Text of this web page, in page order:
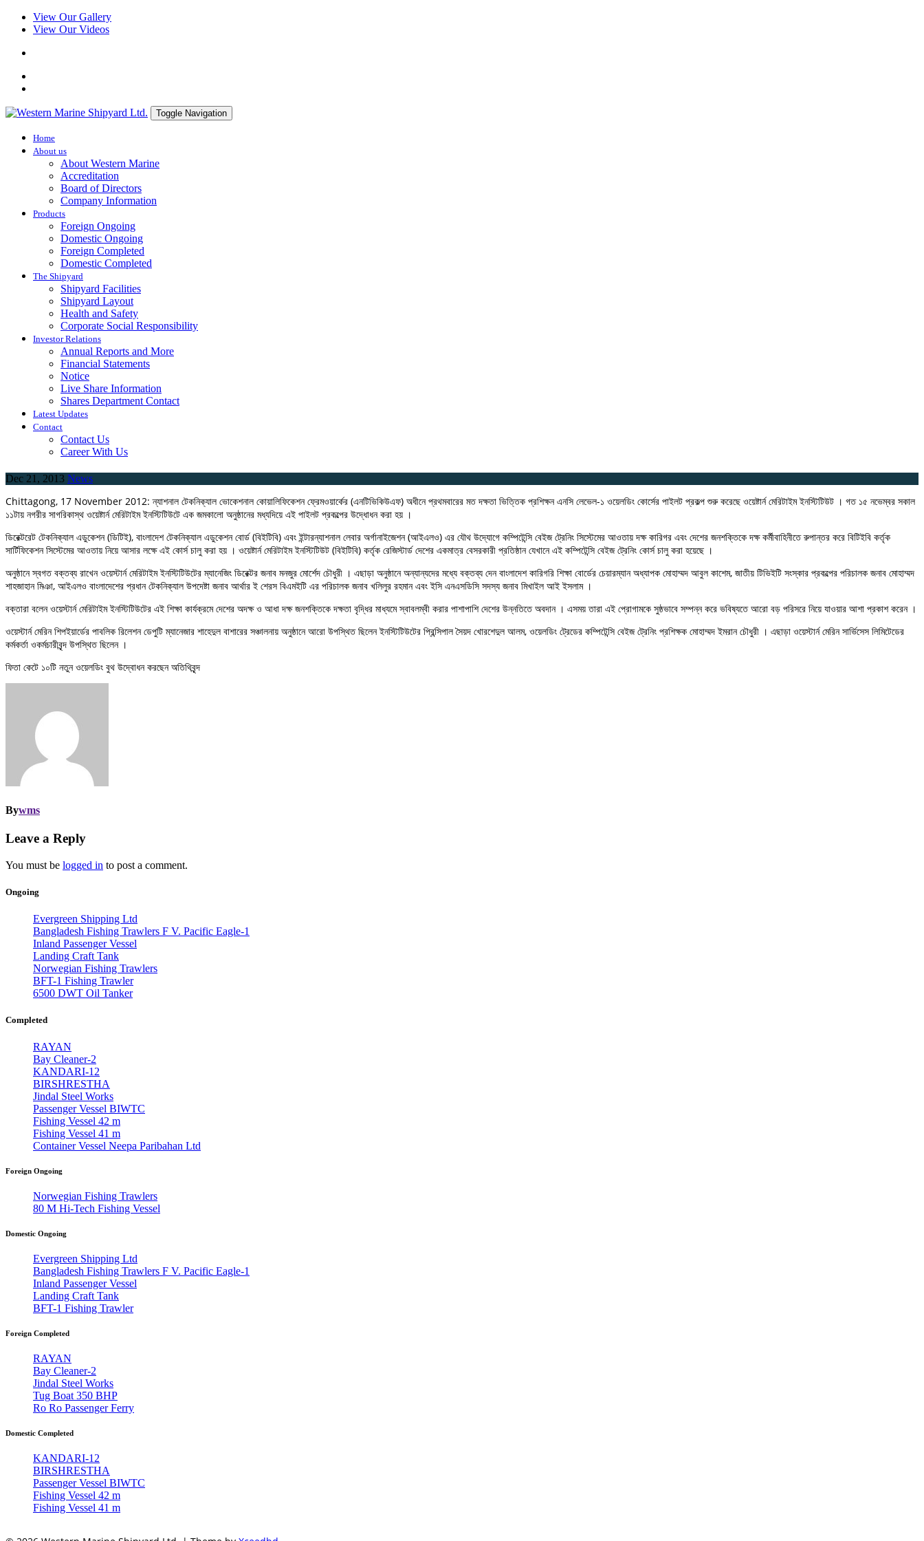
View Our Gallery
View Our Videos
Toggle Navigation
Home
About us
About Western Marine
Accreditation
Board of Directors
Company Information
Products
Foreign Ongoing
Domestic Ongoing
Foreign Completed
Domestic Completed
The Shipyard
Shipyard Facilities
Shipyard Layout
Health and Safety
Corporate Social Responsibility
Investor Relations
Annual Reports and More
Financial Statements
Notice
Live Share Information
Shares Department Contact
Latest Updates
Contact
Contact Us
Career With Us
Dec 21, 2013 News
Chittagong, 17 November 2012: ন্যাশনাল টেকনিক্যাল ভোকেশনাল কোয়ালিফিকেশন ফ্রেমওয়ার্কের (এনটিভিকিউএফ) অধীনে প্রথমবারের মত দক্ষতা ভিত্তিক প্রশিক্ষন এনসি লেভেল-১ ওয়েলডিং কোর্সের পাইলট প্রকল্প শুরু করেছে ওয়েষ্টার্ন মেরিটাইম ইনস্টিটিউট । গত ১৫ নভেম্বর সকাল
১১টায় নগরীর সাগরিকাস্থ ওয়েষ্টার্ন মেরিটাইম ইনস্টিটিউটে এক জমকালো অনুষ্ঠানের মধ্যদিয়ে এই পাইলট প্রকল্পের উদ্ধোধন করা হয় ।
ডিরেক্টরেট টেকনিক্যাল এডুকেশন (ডিটিই), বাংলাদেশ টেকনিক্যাল এডুকেশন বোর্ড (বিইটিবি) এবং ইন্টারন্যাশনাল লেবার অর্গানাইজেশন (আইএলও) এর যৌথ উদ্যোগে কম্পিটেন্সি বেইজ ট্রেনিং সিস্টেমের আওতায় দক্ষ কারিগর এবং দেশের জনশক্তিকে দক্ষ কর্মীবাহিনীতে রুপান্তর করে বিটিইবি কর্তৃক
সার্টিফিকেশন সিস্টেমের আওতায় নিয়ে আসার লক্ষে এই কোর্স চালু করা হয় । ওয়েষ্টার্ন মেরিটাইম ইনস্টিটিউট (বিইটিবি) কর্তৃক রেজিস্টার্ড দেশের একমাত্র বেসরকারী প্রতিষ্ঠান যেখানে এই কম্পিটেন্সি বেইজ ট্রেনিং কোর্স চালু করা হয়েছে ।
অনুষ্ঠানে স্বগত বক্তব্য রাখেন ওয়েস্টার্ন মেরিটাইম ইনস্টিটিউটের ম্যানেজিং ডিরেক্টর জনাব মনজুর মোর্শেদ চৌধুরী । এছাড়া অনুষ্ঠানে অন্যান্যদের মধ্যে বক্তব্য দেন বাংলাদেশ কারিগরি শিক্ষা বোর্ডের চেয়ারম্যান অধ্যাপক মোহাম্মদ আবুল কাশেম, জাতীয় টিভিইটি সংস্কার প্রকল্পের পরিচালক জনাব মোহাম্মদ
শাহজাহান মিঞা, আইএলও বাংলাদেশের প্রধান টেকনিক্যাল উপদেষ্টা জনাব আর্থার ই শেরস বিএমইটি এর পরিচালক জনাব খলিলুর রহমান এবং ইসি এনএসডিসি সদস্য জনাব মিখাইল আই ইসলাম ।
বক্তারা বলেন ওয়েস্টার্ন মেরিটাইম ইনস্টিটিউটের এই শিক্ষা কার্যক্রমে দেশের অদক্ষ ও আধা দক্ষ জনশক্তিকে দক্ষতা বৃদ্ধির মাধ্যমে স্বাবলম্বী করার পাশাপাশি দেশের উন্নতিতে অবদান । এসময় তারা এই প্রোগামকে সুষ্ঠভাবে সম্পন্ন করে ভবিষ্যতে আরো বড় পরিসরে নিয়ে যাওয়ার আশা প্রকাশ করেন ।
ওয়েস্টার্ন মেরিন শিপইয়ার্ডের পাবলিক রিলেশন ডেপুটি ম্যানেজার শাহেদুল বাশারের সঞ্চালনায় অনুষ্ঠানে আরো উপস্থিত ছিলেন ইনস্টিটিউটের প্রিন্সিপাল সৈয়দ খোরশেদুল আলম, ওয়েলডিং ট্রেডের কম্পিটেন্সি বেইজ ট্রেনিং প্রশিক্ষক মোহাম্মদ ইমরান চৌধুরী । এছাড়া ওয়েস্টার্ন মেরিন সার্ভিসেস লিমিটেডের
কর্মকর্তা ওকর্মচারীবৃন্দ উপস্থিত ছিলেন ।
ফিতা কেটে ১০টি নতুন ওয়েলডিং বুথ উদ্বোধন করছেন অতিথিবৃন্দ
Bywms
Leave a Reply
You must be logged in to post a comment.
Ongoing
Evergreen Shipping Ltd
Bangladesh Fishing Trawlers F V. Pacific Eagle-1
Inland Passenger Vessel
Landing Craft Tank
Norwegian Fishing Trawlers
BFT-1 Fishing Trawler
6500 DWT Oil Tanker
Completed
RAYAN
Bay Cleaner-2
KANDARI-12
BIRSHRESTHA
Jindal Steel Works
Passenger Vessel BIWTC
Fishing Vessel 42 m
Fishing Vessel 41 m
Container Vessel Neepa Paribahan Ltd
Foreign Ongoing
Norwegian Fishing Trawlers
80 M Hi-Tech Fishing Vessel
Domestic Ongoing
Evergreen Shipping Ltd
Bangladesh Fishing Trawlers F V. Pacific Eagle-1
Inland Passenger Vessel
Landing Craft Tank
BFT-1 Fishing Trawler
Foreign Completed
RAYAN
Bay Cleaner-2
Jindal Steel Works
Tug Boat 350 BHP
Ro Ro Passenger Ferry
Domestic Completed
KANDARI-12
BIRSHRESTHA
Passenger Vessel BIWTC
Fishing Vessel 42 m
Fishing Vessel 41 m